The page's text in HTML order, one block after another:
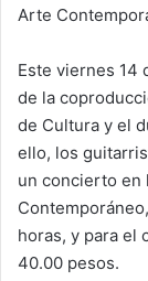
Arte
Este viernes 14
de la
de Cultura y el
ello, los
un concierto en
horas, y para el
40.00 pesos.